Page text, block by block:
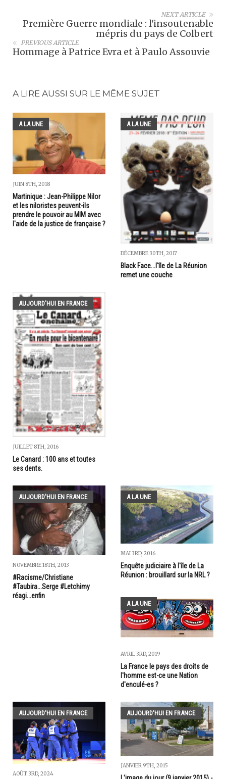
NEXT ARTICLE
Première Guerre mondiale : l'insoutenable
mépris du pays de Colbert
PREVIOUS ARTICLE
Hommage à Patrice Evra et à Paulo Assouvie
A LIRE AUSSI SUR LE MÊME SUJET
A LA UNE
JUIN 8TH, 2018
Martinique : Jean-Philippe Nilor
et les niloristes peuvent-ils
prendre le pouvoir au MIM avec
l'aide de la justice de française ?
A LA UNE
DÉCEMBRE 30TH, 2017
Black Face...l'île de La Réunion
remet une couche
AUJOURD'HUI EN FRANCE
JUILLET 8TH, 2016
Le Canard : 100 ans et toutes
ses dents.
AUJOURD'HUI EN FRANCE
NOVEMBRE 18TH, 2013
#Racisme/Christiane
#Taubira...Serge #Letchimy
réagi...enfin
A LA UNE
MAI 3RD, 2016
Enquête judiciaire à l'île de La
Réunion : brouillard sur la NRL ?
A LA UNE
AVRIL 3RD, 2019
La France le pays des droits de
l'homme est-ce une Nation
d'enculé-es ?
AUJOURD'HUI EN FRANCE
AOÛT 3RD, 2024
AUJOURD'HUI EN FRANCE
JANVIER 9TH, 2015